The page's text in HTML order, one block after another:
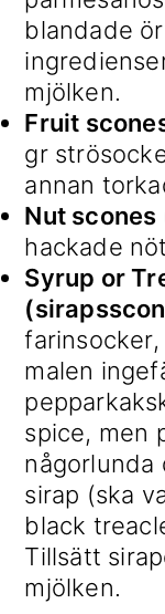
blandade
mjölken.
Fruit
gr
annan
Nut
hackade
Syrup or
malen
spice, men
någorlunda
sirap (ska
black
Tillsätt
mjölken.